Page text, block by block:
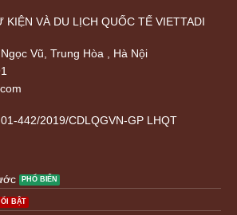
KIỆN VÀ DU LỊCH QUỐC TẾ VIETTADI
Vũ, Trung Hòa , Hà Nội
442/2019/CDLQGVN-GP LHQT